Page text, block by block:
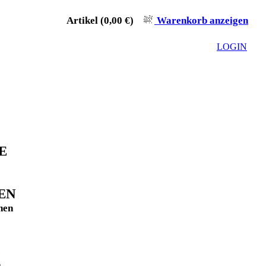
Artikel (0,00 €) Warenkorb anzeigen
LOGIN